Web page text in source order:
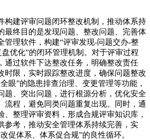
构建评审问题闭环整改机制，推动体系持
最终目的是发现问题、整改问题、完善体
管理软件，构建“评审发现-问题交办-整
优化”的闭环管理机制。对于评审过程
通过软件下达整改任务，明确整改责任
时限，实时跟踪整改进度，确保问题整改
眼”的隐患排查治理、变更管理等功能，
题、突出问题，进行根源分析，优化安全
流程，避免同类问题重复出现。同时，通
、整理评审资料，形成合规评审知识库，
参考，推动安全管理体系持续完善，实
促体系、体系促合规”的良性循环。